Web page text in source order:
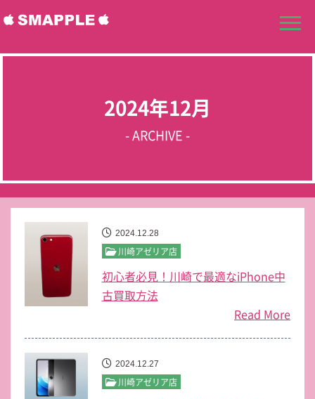
2024年12月
- ARCHIVE -
2024.12.28
川崎アゼリア店
初心者必見！川崎で最適なiPhone中
古買取方法
Read More
2024.12.27
川崎アゼリア店